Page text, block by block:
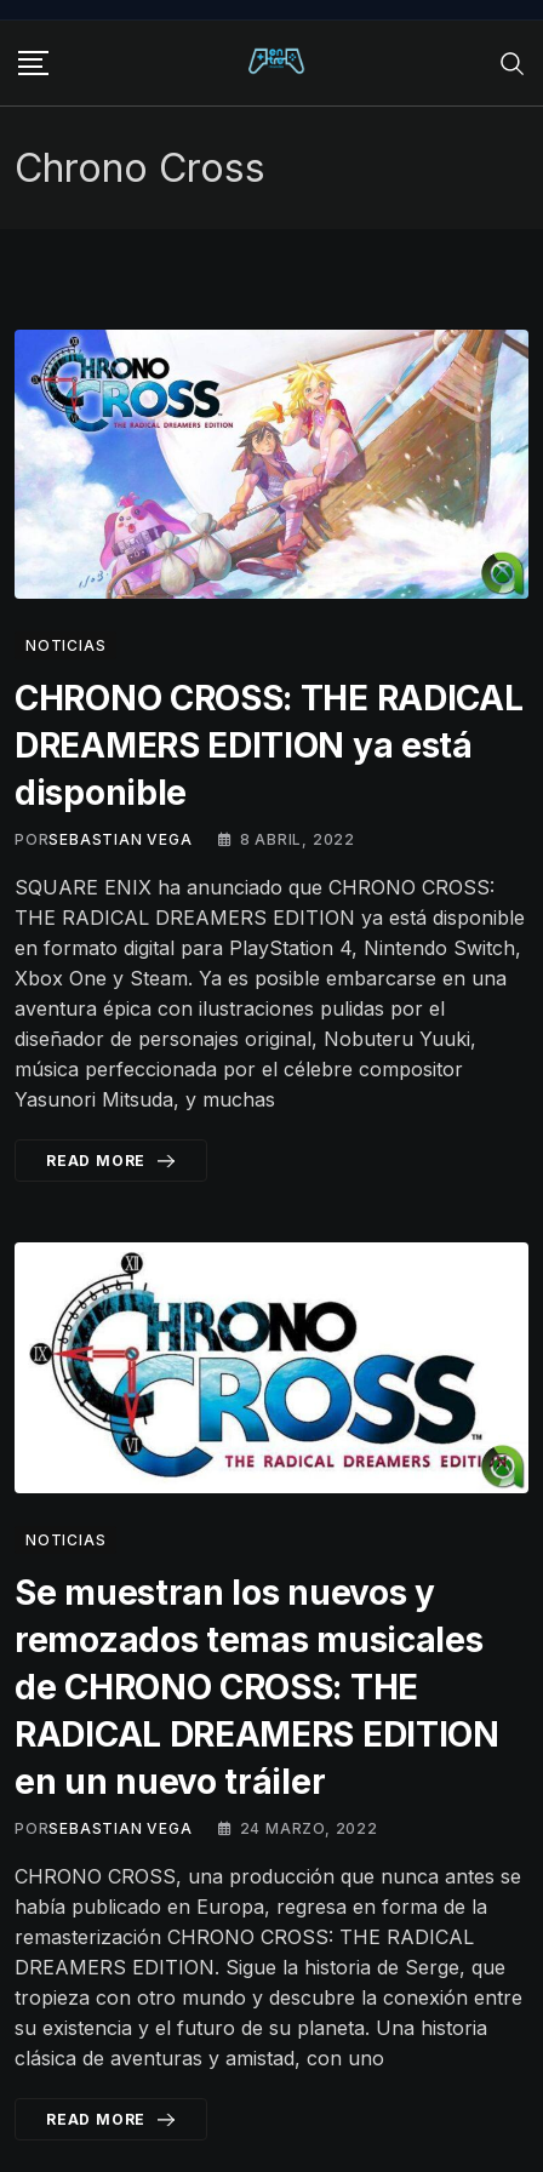
content
Chrono Cross
NOTICIAS
CHRONO CROSS: THE RADICAL
DREAMERS EDITION ya está
disponible
PORSEBASTIAN VEGA 8 ABRIL, 2022
SQUARE ENIX ha anunciado que CHRONO CROSS:
THE RADICAL DREAMERS EDITION ya está disponible
en formato digital para PlayStation 4, Nintendo Switch,
Xbox One y Steam. Ya es posible embarcarse en una
aventura épica con ilustraciones pulidas por el
diseñador de personajes original, Nobuteru Yuuki,
música perfeccionada por el célebre compositor
Yasunori Mitsuda, y muchas
READ MORE
NOTICIAS
Se muestran los nuevos y
remozados temas musicales
de CHRONO CROSS: THE
RADICAL DREAMERS EDITION
en un nuevo tráiler
PORSEBASTIAN VEGA 24 MARZO, 2022
CHRONO CROSS, una producción que nunca antes se
había publicado en Europa, regresa en forma de la
remasterización CHRONO CROSS: THE RADICAL
DREAMERS EDITION. Sigue la historia de Serge, que
tropieza con otro mundo y descubre la conexión entre
su existencia y el futuro de su planeta. Una historia
clásica de aventuras y amistad, con uno
READ MORE